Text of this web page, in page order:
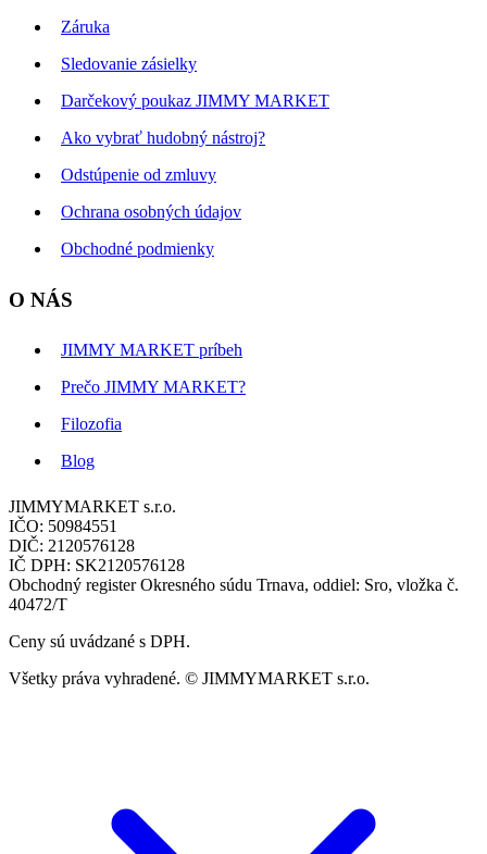
Záruka
Sledovanie zásielky
Darčekový poukaz JIMMY MARKET
Ako vybrať hudobný nástroj?
Odstúpenie od zmluvy
Ochrana osobných údajov
Obchodné podmienky
O NÁS
JIMMY MARKET príbeh
Prečo JIMMY MARKET?
Filozofia
Blog
JIMMYMARKET s.r.o.
IČO: 50984551
DIČ: 2120576128
IČ DPH: SK2120576128
Obchodný register Okresného súdu Trnava, oddiel: Sro, vložka č.
40472/T
Ceny sú uvádzané s DPH.
Všetky práva vyhradené. © JIMMYMARKET s.r.o.